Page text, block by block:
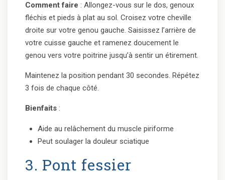
Comment faire : Allongez-vous sur le dos, genoux
fléchis et pieds à plat au sol. Croisez votre cheville
droite sur votre genou gauche. Saisissez l’arrière de
votre cuisse gauche et ramenez doucement le
genou vers votre poitrine jusqu’à sentir un étirement.
Maintenez la position pendant 30 secondes. Répétez
3 fois de chaque côté.
Bienfaits :
Aide au relâchement du muscle piriforme
Peut soulager la douleur sciatique
3. Pont fessier